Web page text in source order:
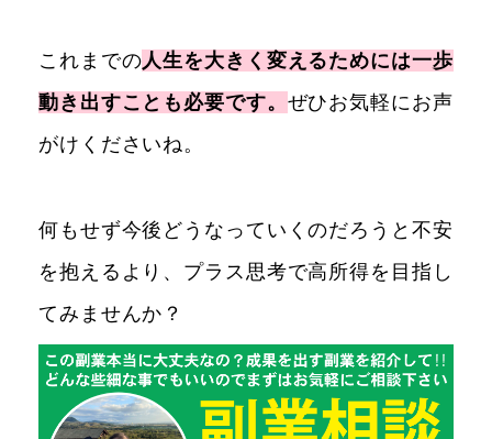
これまでの人生を大きく変えるためには一歩
動き出すことも必要です。 ぜひお気軽にお声
がけくださいね。
何もせず今後どうなっていくのだろうと不安
を抱えるより、プラス思考で高所得を目指し
てみませんか？